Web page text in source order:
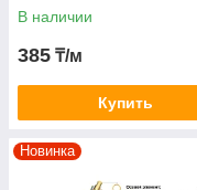
В наличии
385 ₸/м
Купить
Новинка